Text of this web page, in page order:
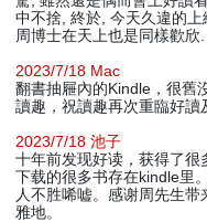
中不捨, 終於, 今天久違的
周博士在天上也是同樣歡欣.
2023/7/18 Mac
翻書抽屜內的Kindle，很舊
讀趣，祝讀趣再次重臨好讀
2023/7/18 池子
十年前发现好读，获得了
下载的很多书存在kindle里
人不胜唏嘘。感谢周先生
雅地。